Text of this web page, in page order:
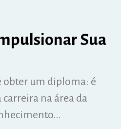
Sua
obter um diploma: é
carreira na área da